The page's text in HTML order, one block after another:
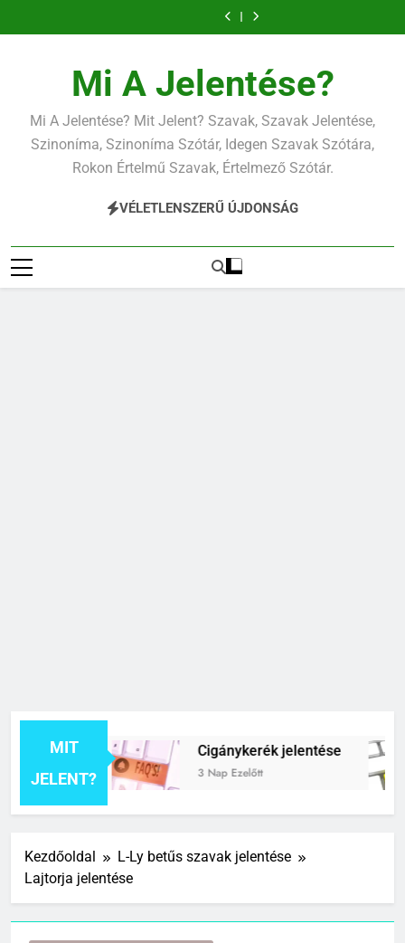
a
Mi A Jelentése?
Mi A Jelentése? Mit Jelent? Szavak, Szavak Jelentése,
Szinoníma, Szinoníma Szótár, Idegen Szavak Szótára,
Rokon Értelmű Szavak, Értelmező Szótár.
VÉLETLENSZERŰ ÚJDONSÁG
MIT
JELENT?
Cigánykerék jelentése
3 Nap Ezelőtt
Kezdőoldal
L-Ly betűs szavak jelentése
Lajtorja jelentése